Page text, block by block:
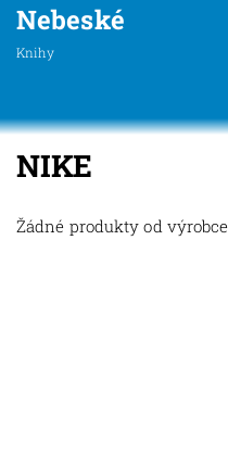
Nebeské
Knihy
NIKE
Žádné produkty od výrobce